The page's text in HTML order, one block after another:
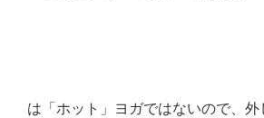
は「ホット」ヨガではないので、外